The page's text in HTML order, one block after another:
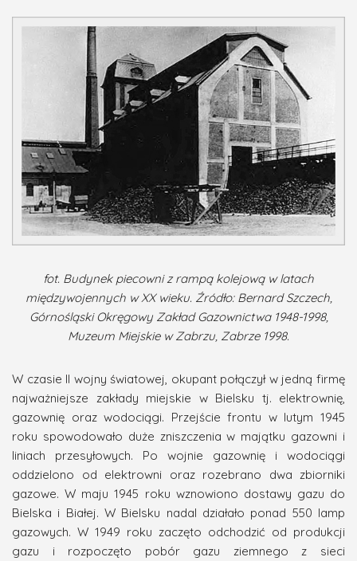
fot. Budynek piecowni z rampą kolejową w latach
międzywojennych w XX wieku. Źródło: Bernard Szczech,
Górnośląski Okręgowy Zakład Gazownictwa 1948-1998,
Muzeum Miejskie w Zabrzu, Zabrze 1998.
W czasie II wojny światowej, okupant połączył w jedną firmę
najważniejsze zakłady miejskie w Bielsku tj. elektrownię,
gazownię oraz wodociągi. Przejście frontu w lutym 1945
roku spowodowało duże zniszczenia w majątku gazowni i
liniach przesyłowych. Po wojnie gazownię i wodociągi
oddzielono od elektrowni oraz rozebrano dwa zbiorniki
gazowe. W maju 1945 roku wznowiono dostawy gazu do
Bielska i Białej. W Bielsku nadal działało ponad 550 lamp
gazowych. W 1949 roku zaczęto odchodzić od produkcji
gazu i rozpoczęto pobór gazu ziemnego z sieci